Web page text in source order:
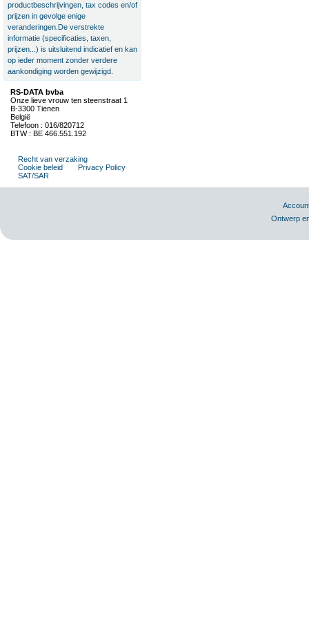
productbeschrijvingen, tax codes en/of
prijzen in gevolge enige
veranderingen.De verstrekte
informatie (specificaties, taxen,
prijzen...) is uitsluitend indicatief en kan
op ieder moment zonder verdere
aankondiging worden gewijzigd.
RS-DATA bvba
Onze lieve vrouw ten steenstraat 1
B-3300 Tienen
België
Telefoon : 016/820712
BTW : BE 466.551.192
Recht van verzaking
Cookie beleid
Privacy Policy
SAT/SAR
Ontwerp